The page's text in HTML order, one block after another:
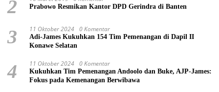
2 Prabowo Resmikan Kantor DPD Gerindra di Banten
3 11 Oktober 2024 0 Komentar
Adi-James Kukuhkan 154 Tim Pemenangan di Dapil II
Konawe Selatan
4 11 Oktober 2024 0 Komentar
Kukuhkan Tim Pemenangan Andoolo dan Buke, AJP-James:
Fokus pada Kemenangan Berwibawa